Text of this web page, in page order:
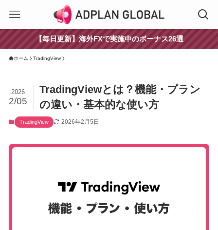
【毎日更新】海外FXで実施中のボーナス26選
ホーム TradingView
TradingViewとは？機能・プラン
の違い・基本的な使い方
2026
2/05
TradingView 2026年2月5日